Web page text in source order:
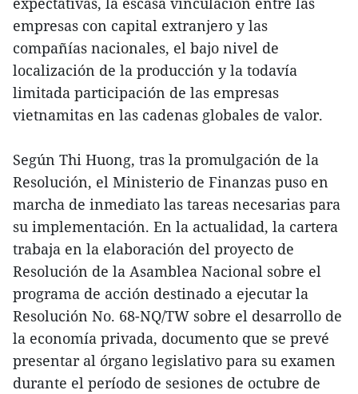
empresas con capital extranjero y las
compañías nacionales, el bajo nivel de
localización de la producción y la todavía
limitada participación de las empresas
vietnamitas en las cadenas globales de valor.
Según Thi Huong, tras la promulgación de la
Resolución, el Ministerio de Finanzas puso en
marcha de inmediato las tareas necesarias para
su implementación. En la actualidad, la cartera
trabaja en la elaboración del proyecto de
Resolución de la Asamblea Nacional sobre el
programa de acción destinado a ejecutar la
Resolución No. 68-NQ/TW sobre el desarrollo de
la economía privada, documento que se prevé
presentar al órgano legislativo para su examen
durante el período de sesiones de octubre de